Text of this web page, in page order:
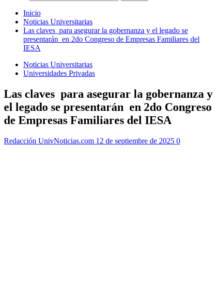
Inicio
Noticias Universitarias
Las claves para asegurar la gobernanza y el legado se
presentarán en 2do Congreso de Empresas Familiares del
IESA
Noticias Universitarias
Universidades Privadas
Las claves para asegurar la gobernanza y
el legado se presentarán en 2do Congreso
de Empresas Familiares del IESA
Redacción UnivNoticias.com 12 de septiembre de 2025 0